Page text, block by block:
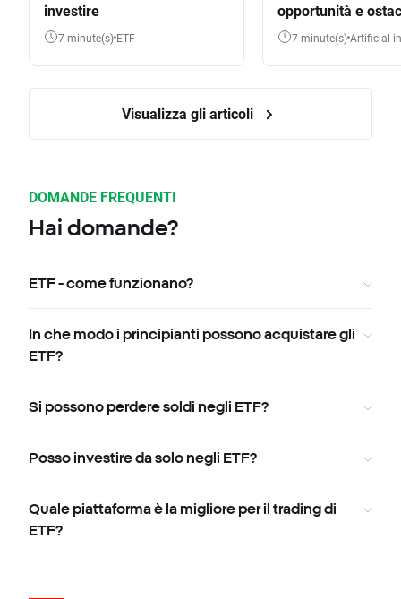
investire
7 minute(s) ETF
opportunità e
7 minute(s) Artificial
Visualizza gli articoli
DOMANDE FREQUENTI
Hai domande?
ETF - come funzionano?
In che modo i principianti possono acquistare gli
ETF?
Si possono perdere soldi negli ETF?
Posso investire da solo negli ETF?
Quale piattaforma è la migliore per il trading di
ETF?